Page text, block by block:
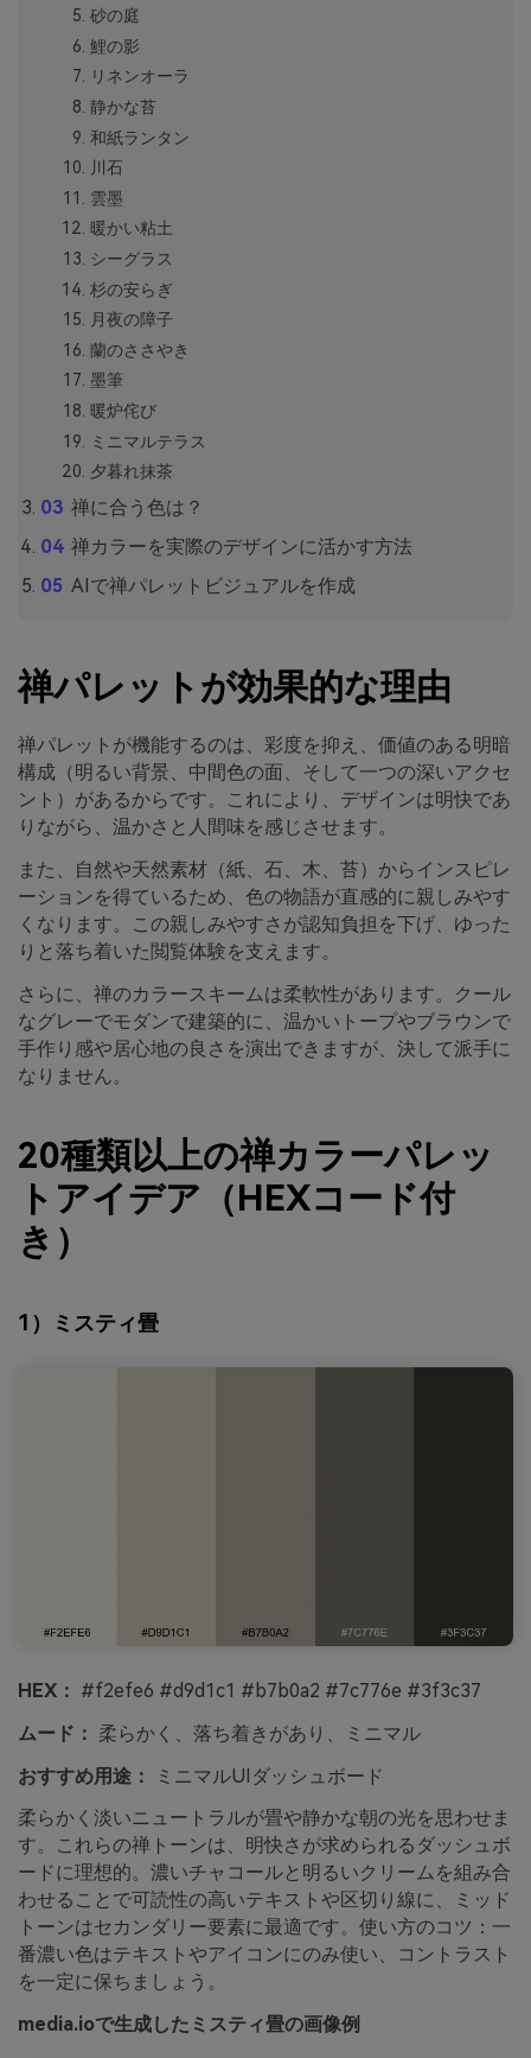
砂の庭
鯉の影
リネンオーラ
静かな苔
和紙ランタン
川石
雲墨
暖かい粘土
シーグラス
杉の安らぎ
月夜の障子
蘭のささやき
墨筆
暖炉侘び
ミニマルテラス
夕暮れ抹茶
禅に合う色は？
禅カラーを実際のデザインに活かす方法
AIで禅パレットビジュアルを作成
禅パレットが効果的な理由
禅パレットが機能するのは、彩度を抑え、価値のある明暗
構成（明るい背景、中間色の面、そして一つの深いアクセ
ント）があるからです。これにより、デザインは明快であ
りながら、温かさと人間味を感じさせます。
また、自然や天然素材（紙、石、木、苔）からインスピレ
ーションを得ているため、色の物語が直感的に親しみやす
くなります。この親しみやすさが認知負担を下げ、ゆった
りと落ち着いた閲覧体験を支えます。
さらに、禅のカラースキームは柔軟性があります。クール
なグレーでモダンで建築的に、温かいトープやブラウンで
手作り感や居心地の良さを演出できますが、決して派手に
なりません。
20種類以上の禅カラーパレッ
トアイデア（HEXコード付
き）
1）ミスティ畳
HEX： #f2efe6 #d9d1c1 #b7b0a2 #7c776e #3f3c37
ムード： 柔らかく、落ち着きがあり、ミニマル
おすすめ用途：
ミニマルUIダッシュボード
柔らかく淡いニュートラルが畳や静かな朝の光を思わせま
す。これらの禅トーンは、明快さが求められるダッシュボ
ードに理想的。濃いチャコールと明るいクリームを組み合
わせることで可読性の高いテキストや区切り線に、ミッド
トーンはセカンダリー要素に最適です。使い方のコツ：一
番濃い色はテキストやアイコンにのみ使い、コントラスト
を一定に保ちましょう。
media.ioで生成したミスティ畳の画像例